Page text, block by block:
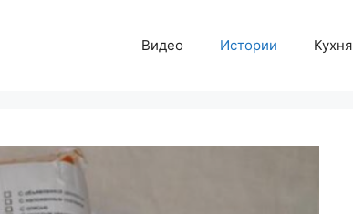
Видео Истории Кухня